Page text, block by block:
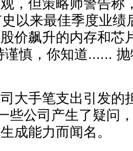
，但策略师警告称
史以来最佳季度业
价飙升的内存和芯
谨慎，你知道......
大手笔支出引发的
些公司产生了疑问
成能力而闻名。